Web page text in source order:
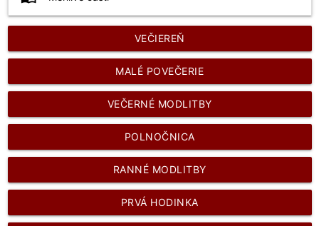
VEČIEREŇ
MALÉ POVEČERIE
VEČERNÉ MODLITBY
POLNOČNICA
RANNÉ MODLITBY
PRVÁ HODINKA